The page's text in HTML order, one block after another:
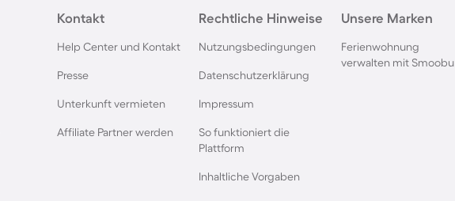
Kontakt
Help Center und Kontakt
Presse
Unterkunft vermieten
Affiliate Partner werden
Rechtliche Hinweise
Nutzungsbedingungen
Datenschutzerklärung
Impressum
So funktioniert die
Plattform
Inhaltliche Vorgaben
Unsere Marken
Ferienwohnung
verwalten mit Smoobu